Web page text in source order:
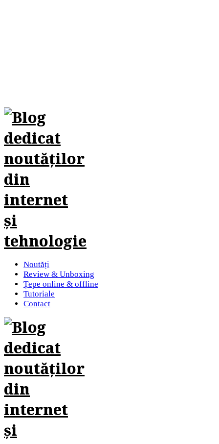
Noutăți
Review & Unboxing
Țepe online & offline
Tutoriale
Contact